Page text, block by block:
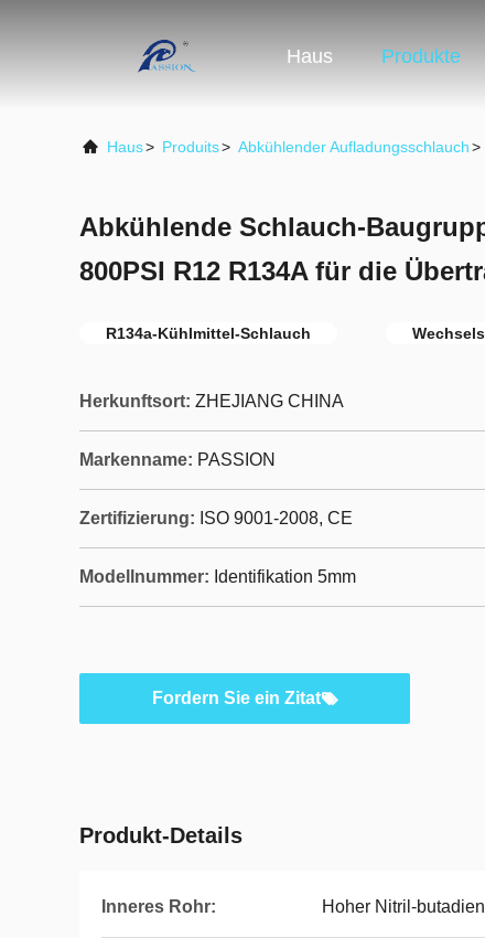
Haus Produkte
Haus> Produits> Abkühlender Aufladungsschlauch>
Abkühlende Schlauch-
800PSI R12 R134A für die
R134a-Kühlmittel-Schlauch
Herkunftsort: ZHEJIANG CHINA
Markenname: PASSION
Zertifizierung: ISO 9001-2008, CE
Modellnummer: Identifikation 5mm
Fordern Sie ein Zitat
Produkt-Details
Inneres Rohr: Hoher Nitril-